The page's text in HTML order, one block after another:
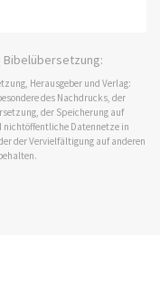
Bibelübersetzung:
Herausgeber und Verlag:
des Nachdrucks, der
der Speicherung auf
nichtöffentliche Datennetze in
der Vervielfältigung auf anderen